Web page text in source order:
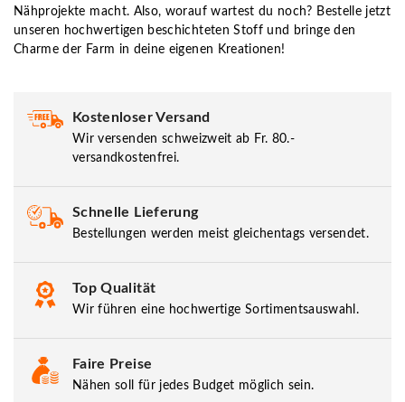
Nähprojekte macht. Also, worauf wartest du noch? Bestelle jetzt
unseren hochwertigen beschichteten Stoff und bringe den
Charme der Farm in deine eigenen Kreationen!
Kostenloser Versand
Wir versenden schweizweit ab Fr. 80.-
versandkostenfrei.
Schnelle Lieferung
Bestellungen werden meist gleichentags versendet.
Top Qualität
Wir führen eine hochwertige Sortimentsauswahl.
Faire Preise
Nähen soll für jedes Budget möglich sein.